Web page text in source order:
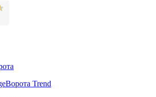
Ворота Trend